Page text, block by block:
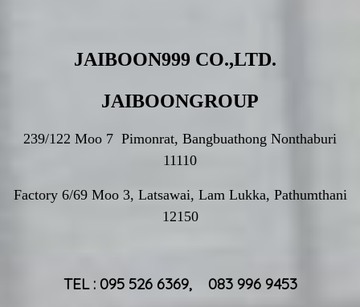
JAIBOON999 CO.,LTD.
JAIBOONGROUP
239/122 Moo 7 Pimonrat, Bangbuathong Nonthaburi
11110
Factory 6/69 Moo 3, Latsawai, Lam Lukka, Pathumthani
12150
TEL : 095 526 6369, 083 996 9453